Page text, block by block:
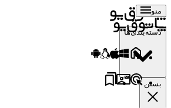
منو
دسته‌بندی‌ها
بستن